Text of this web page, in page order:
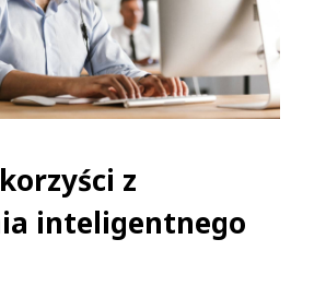
z
inteligentnego